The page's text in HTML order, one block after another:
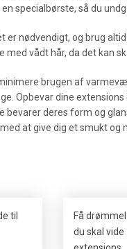
specialbørste, så du
er nødvendigt, og brug
med vådt hår, da det kan
brugen af
Opbevar dine
bevarer deres form og
at give dig et smukt og
til
Få
du skal vide